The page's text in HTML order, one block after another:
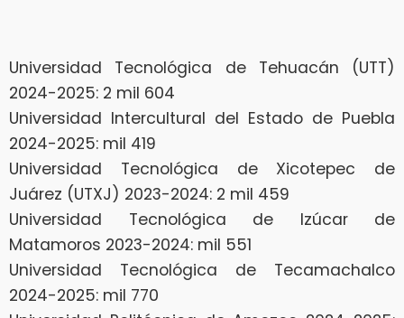
Universidad Tecnológica de Tehuacán (UTT)
2024-2025: 2 mil 604
Universidad Intercultural del Estado de Puebla
2024-2025: mil 419
Universidad Tecnológica de Xicotepec de
Juárez (UTXJ) 2023-2024: 2 mil 459
Universidad Tecnológica de Izúcar de
Matamoros 2023-2024: mil 551
Universidad Tecnológica de Tecamachalco
2024-2025: mil 770